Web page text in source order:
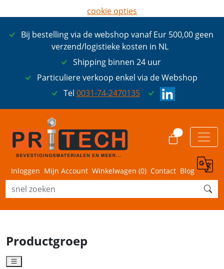
Bij bestelling via de webshop vanaf Eur 500,00 geen
verzend/logistieke kosten in NL
Shipping binnen 24 uur
Particuliere verkoop enkel via de Webshop
Tel 0031-74-2470135
Inloggen Mijn Account Winkelwagen (0) Contact Blog
Productgroep
cookie opties
ik ga akkoord met cookies